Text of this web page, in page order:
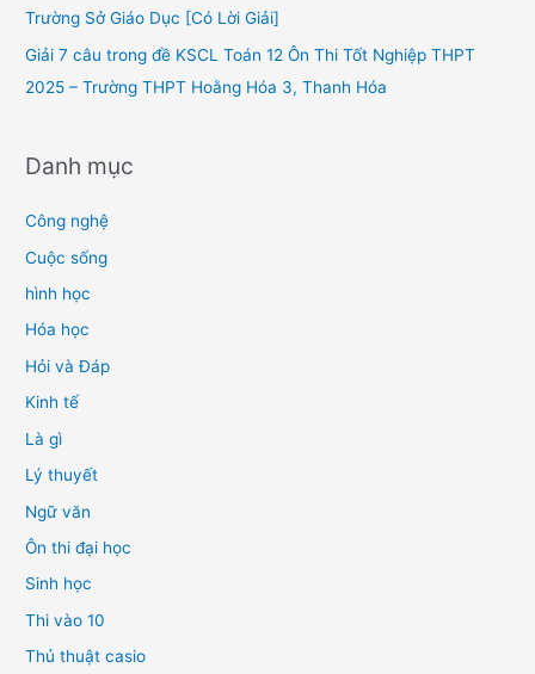
Trường Sở Giáo Dục [Có Lời Giải]
Giải 7 câu trong đề KSCL Toán 12 Ôn Thi Tốt Nghiệp THPT
2025 – Trường THPT Hoằng Hóa 3, Thanh Hóa
Danh mục
Công nghệ
Cuộc sống
hình học
Hóa học
Hỏi và Đáp
Kinh tế
Là gì
Lý thuyết
Ngữ văn
Ôn thi đại học
Sinh học
Thi vào 10
Thủ thuật casio